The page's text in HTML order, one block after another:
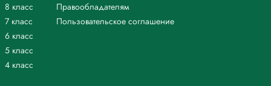
8 класс
7 класс
6 класс
5 класс
4 класс
Правообладателям
Пользовательское соглашение